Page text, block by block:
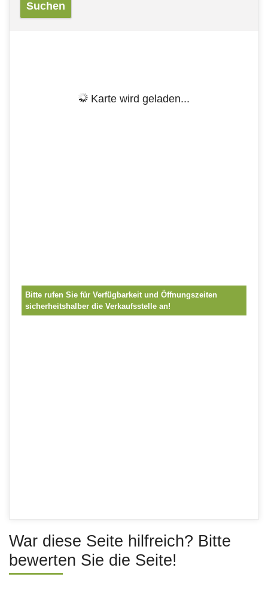
Karte wird geladen...
Bitte rufen Sie für Verfügbarkeit und Öffnungszeiten
sicherheitshalber die Verkaufsstelle an!
War diese Seite hilfreich? Bitte
bewerten Sie die Seite!